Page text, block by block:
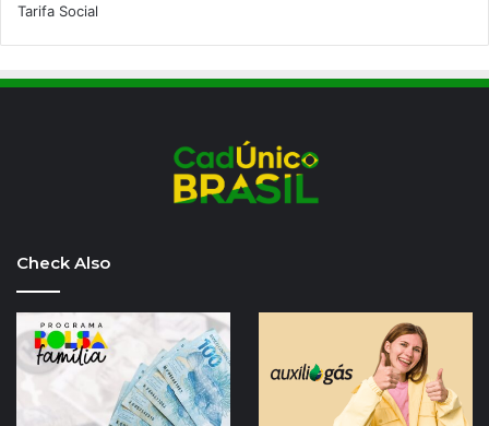
Tarifa Social
Check Also